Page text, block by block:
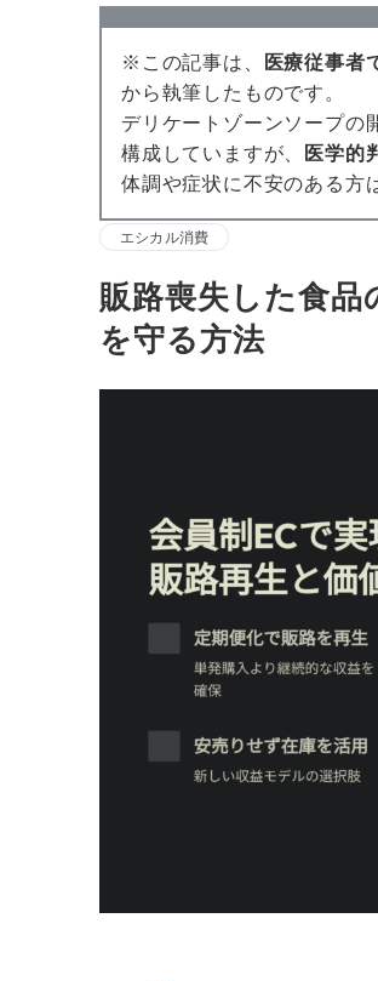
※この記事は、 医療従事者
から執筆したものです。
デリケートゾーンソープの
構成していますが、
医学的
体調や症状に不安のある方
エシカル消費
販路喪失した食品
を守る方法